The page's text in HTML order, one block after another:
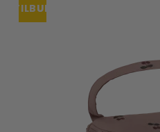
TILBUDUDSOLGT